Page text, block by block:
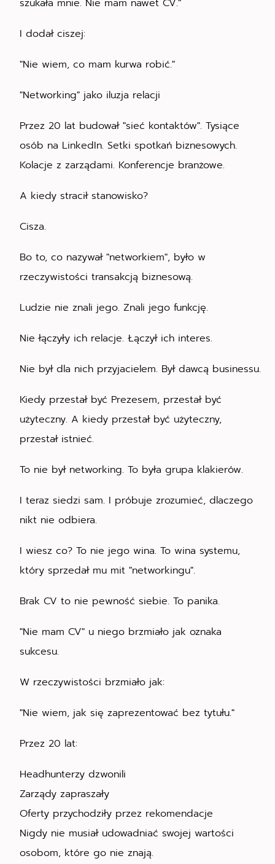
I dodał ciszej:
"Nie wiem, co mam kurwa robić."
"Networking" jako iluzja relacji
Przez 20 lat budował "sieć kontaktów". Tysiące
osób na LinkedIn. Setki spotkań biznesowych.
Kolacje z zarządami. Konferencje branżowe.
A kiedy stracił stanowisko?
Cisza.
Bo to, co nazywał "networkiem", było w
rzeczywistości transakcją biznesową.
Ludzie nie znali jego. Znali jego funkcję.
Nie łączyły ich relacje. Łączył ich interes.
Nie był dla nich przyjacielem. Był dawcą businessu.
Kiedy przestał być Prezesem, przestał być
użyteczny. A kiedy przestał być użyteczny,
przestał istnieć.
To nie był networking. To była grupa klakierów.
I teraz siedzi sam. I próbuje zrozumieć, dlaczego
nikt nie odbiera.
I wiesz co? To nie jego wina. To wina systemu,
który sprzedał mu mit "networkingu".
Brak CV to nie pewność siebie. To panika.
"Nie mam CV" u niego brzmiało jak oznaka
sukcesu.
W rzeczywistości brzmiało jak:
"Nie wiem, jak się zaprezentować bez tytułu."
Przez 20 lat:
Headhunterzy dzwonili
Zarządy zapraszały
Oferty przychodziły przez rekomendacje
Nigdy nie musiał udowadniać swojej wartości
osobom, które go nie znają.